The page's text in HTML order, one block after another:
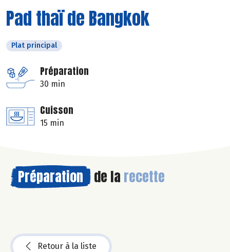
Pad thaï de Bangkok
Plat principal
Préparation
30 min
Cuisson
15 min
Préparation de la recette
Retour à la liste